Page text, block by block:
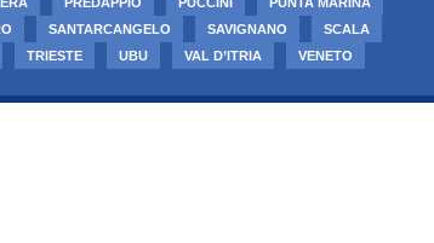
SANTARCANGELO SAVIGNANO
SCALA
TRIESTE UBU VAL D’ITRIA
VENETO